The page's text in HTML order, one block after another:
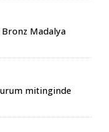
Bronz Madalya
mitinginde